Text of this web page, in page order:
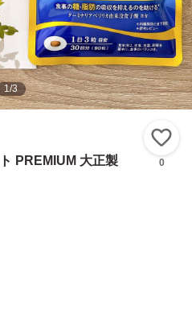
1/3
PREMIUM 大正製
0